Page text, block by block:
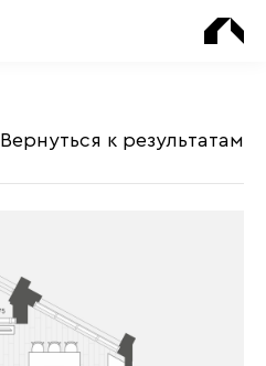
Вернуться к результатам